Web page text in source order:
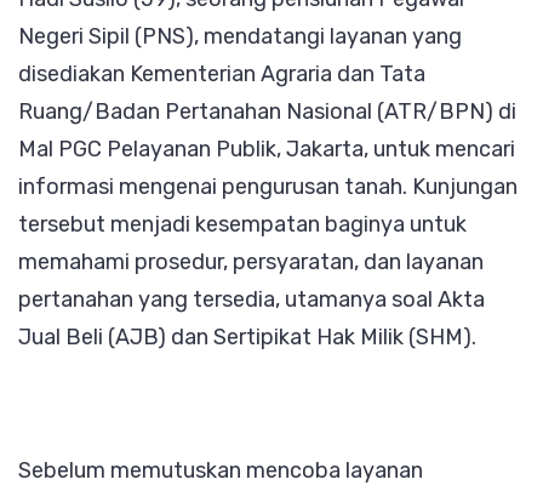
Yakin
Layanan
ATR/BPN
di
Mal
Negeri Sipil (PNS), mendatangi layanan yang
disediakan Kementerian Agraria dan Tata
Ruang/Badan Pertanahan Nasional (ATR/BPN) di
Mal PGC Pelayanan Publik, Jakarta, untuk mencari
informasi mengenai pengurusan tanah. Kunjungan
tersebut menjadi kesempatan baginya untuk
memahami prosedur, persyaratan, dan layanan
pertanahan yang tersedia, utamanya soal Akta
Jual Beli (AJB) dan Sertipikat Hak Milik (SHM).
Sebelum memutuskan mencoba layanan